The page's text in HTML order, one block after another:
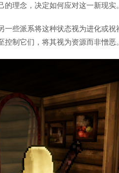
理念，决定如何应对这一新现实
一些派系将这种状态视为进化或
制它们，将其视为资源而非憎恶